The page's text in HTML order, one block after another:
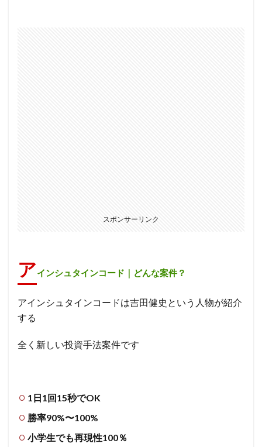
スポンサーリンク
アインシュタインコード｜どんな案件？
アインシュタインコードは吉田健史という人物が紹介
する
全く新しい投資手法案件です
1日1回15秒でOK
勝率90%〜100%
小学生でも再現性100％